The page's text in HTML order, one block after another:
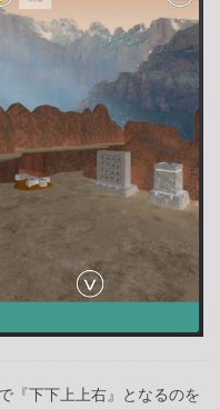
『下下上上右』となるのを